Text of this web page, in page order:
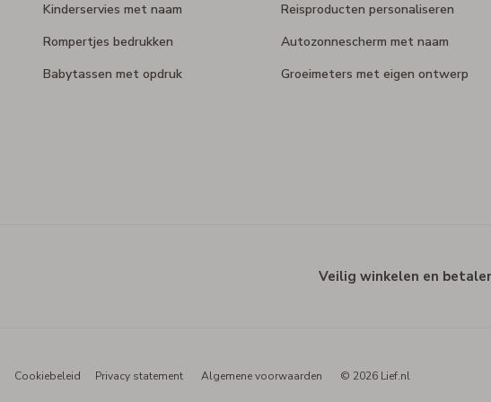
Kinderservies met naam
Rompertjes bedrukken
Babytassen met opdruk
Reisproducten personaliseren
Autozonnescherm met naam
Groeimeters met eigen ontwerp
Veilig winkelen en
Cookiebeleid Privacy statement Algemene voorwaarden © 2026 Lief.nl